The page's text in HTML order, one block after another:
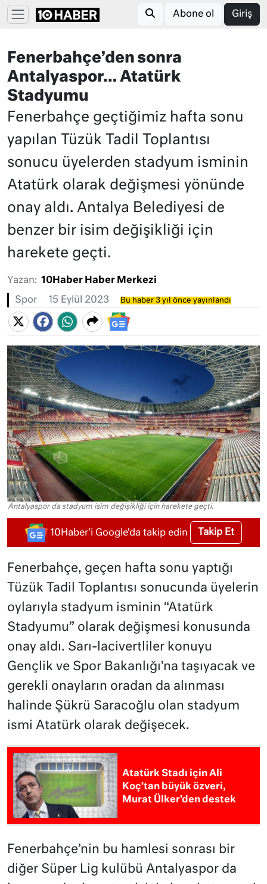
Abone ol Giriş
Fenerbahçe’den sonra
Antalyaspor… Atatürk
Stadyumu
Fenerbahçe geçtiğimiz hafta sonu
yapılan Tüzük Tadil Toplantısı
sonucu üyelerden stadyum isminin
Atatürk olarak değişmesi yönünde
onay aldı. Antalya Belediyesi de
benzer bir isim değişikliği için
harekete geçti.
Yazan: 10Haber Haber Merkezi
Spor 15 Eylül 2023 Bu haber 3 yıl önce yayınlandı
Antalyaspor da stadyum isim değişikliği için harekete geçti.
10Haber'i Google'da takip edin Takip Et
Fenerbahçe, geçen hafta sonu yaptığı
Tüzük Tadil Toplantısı sonucunda üyelerin
oylarıyla stadyum isminin “Atatürk
Stadyumu” olarak değişmesi konusunda
onay aldı. Sarı-lacivertliler konuyu
Gençlik ve Spor Bakanlığı’na taşıyacak ve
gerekli onayların oradan da alınması
halinde Şükrü Saracoğlu olan stadyum
ismi Atatürk olarak değişecek.
Atatürk Stadı için Ali
Koç’tan büyük özveri,
Murat Ülker’den destek
Fenerbahçe’nin bu hamlesi sonrası bir
diğer Süper Lig kulübü Antalyaspor da